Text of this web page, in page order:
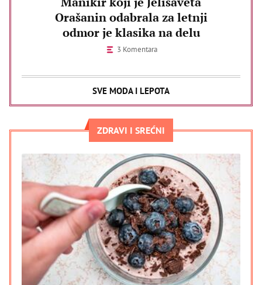
Orašanin odabrala za letnji
odmor je klasika na delu
3 Komentara
SVE MODA I LEPOTA
ZDRAVI I SREĆNI